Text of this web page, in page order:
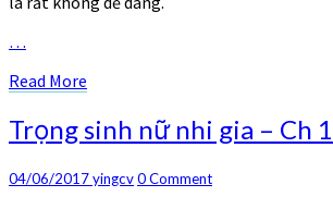
–
…
Read More
Trọng
sinh
nhi
Trọng sinh nữ nhi gia – Ch
04/06/2017yingcvComments
0 Comment